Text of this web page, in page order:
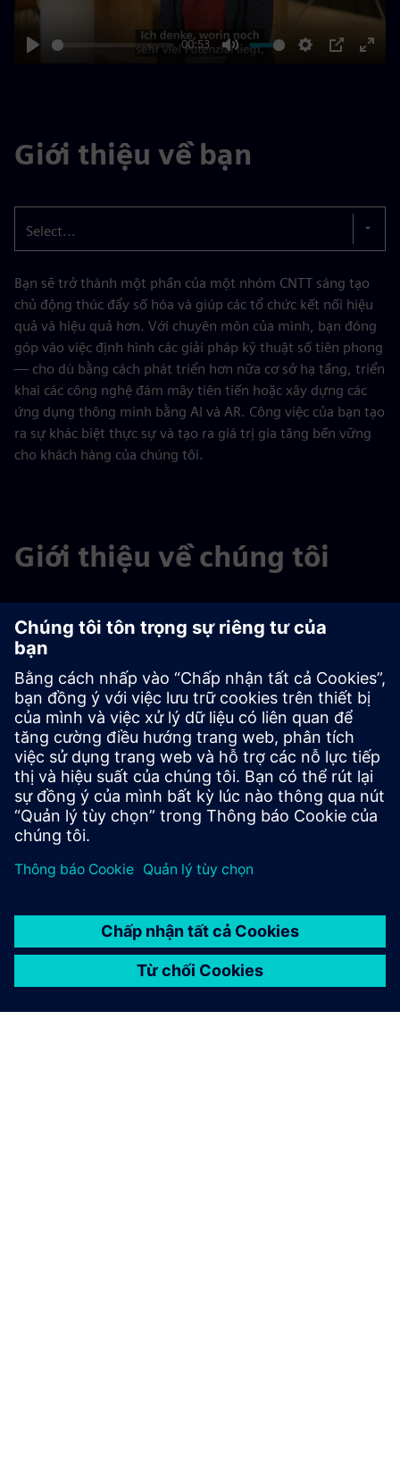
00:53
Giới thiệu về bạn
Select...
Bạn sẽ trở thành một phần của một nhóm CNTT sáng tạo
chủ động thúc đẩy số hóa và giúp các tổ chức kết nối hiệu
quả và hiệu quả hơn. Với chuyên môn của mình, bạn đóng
góp vào việc định hình các giải pháp kỹ thuật số tiên phong
— cho dù bằng cách phát triển hơn nữa cơ sở hạ tầng, triển
khai các công nghệ đám mây tiên tiến hoặc xây dựng các
ứng dụng thông minh bằng AI và AR. Công việc của bạn tạo
ra sự khác biệt thực sự và tạo ra giá trị gia tăng bền vững
cho khách hàng của chúng tôi.
Giới thiệu về chúng tôi
Select...
Hạnh phúc của nhân viên của chúng tôi là trên hết.
Đó là lý do tại sao chúng tôi cố gắng cung cấp cho bạn một
môi trường làm việc hấp dẫn với một loạt các lợi ích hấp
dẫn. Chúng bao gồm các cơ hội đào tạo nội bộ, hỗ trợ giáo
dục đại học bên ngoài, các lựa chọn kỳ nghỉ hấp dẫn và
nghỉ phép, cũng như các cơ hội huấn luyện và phát triển
nghề nghiệp.